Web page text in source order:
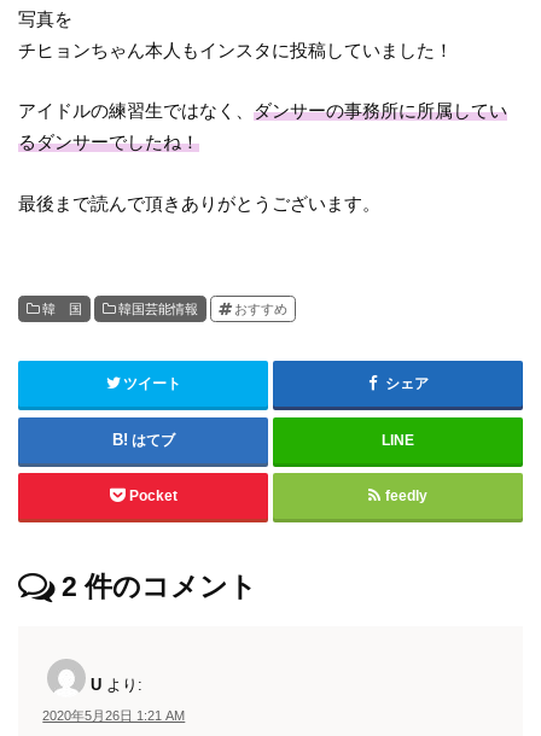
写真を
チヒョンちゃん本人もインスタに投稿していました！
アイドルの練習生ではなく、ダンサーの事務所に所属してい
るダンサーでしたね！
最後まで読んで頂きありがとうございます。
韓 国 韓国芸能情報 おすすめ
ツイート シェア
はてブ LINE
Pocket feedly
2 件のコメント
U より:
2020年5月26日 1:21 AM